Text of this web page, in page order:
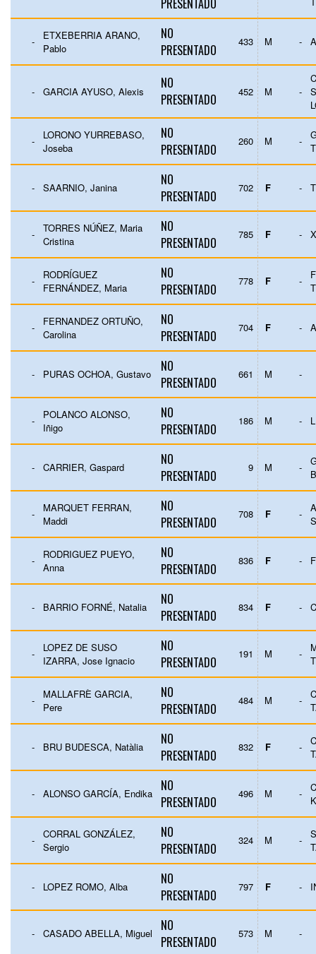
PRESENTADO
-
ETXEBERRIA ARANO,
Pablo
NO
PRESENTADO
433 M -
- GARCIA AYUSO, Alexis
NO
PRESENTADO
452 M -
-
LORONO YURREBASO,
Joseba
NO
PRESENTADO
260 M -
- SAARNIO, Janina
NO
PRESENTADO
702 F -
-
TORRES NÚÑEZ, Maria
Cristina
NO
PRESENTADO
785 F -
-
RODRÍGUEZ
FERNÁNDEZ, Maria
NO
PRESENTADO
778 F -
-
FERNANDEZ ORTUÑO,
Carolina
NO
PRESENTADO
704 F -
- PURAS OCHOA, Gustavo
NO
PRESENTADO
661 M -
-
POLANCO ALONSO,
Iñigo
NO
PRESENTADO
186 M -
- CARRIER, Gaspard
NO
PRESENTADO
9 M -
-
MARQUET FERRAN,
Maddi
NO
PRESENTADO
708 F -
-
RODRIGUEZ PUEYO,
Anna
NO
PRESENTADO
836 F -
- BARRIO FORNÉ, Natalia
NO
PRESENTADO
834 F -
-
LOPEZ DE SUSO
IZARRA, Jose Ignacio
NO
PRESENTADO
191 M -
-
MALLAFRÈ GARCIA,
Pere
NO
PRESENTADO
484 M -
- BRU BUDESCA, Natàlia
NO
PRESENTADO
832 F -
- ALONSO GARCÍA, Endika
NO
PRESENTADO
496 M -
-
CORRAL GONZÁLEZ,
Sergio
NO
PRESENTADO
324 M -
- LOPEZ ROMO, Alba
NO
PRESENTADO
797 F -
- CASADO ABELLA, Miguel
NO
PRESENTADO
573 M -